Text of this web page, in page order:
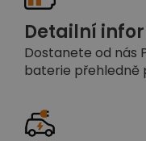
Detailní
Dostanete od nás
baterie přehledně